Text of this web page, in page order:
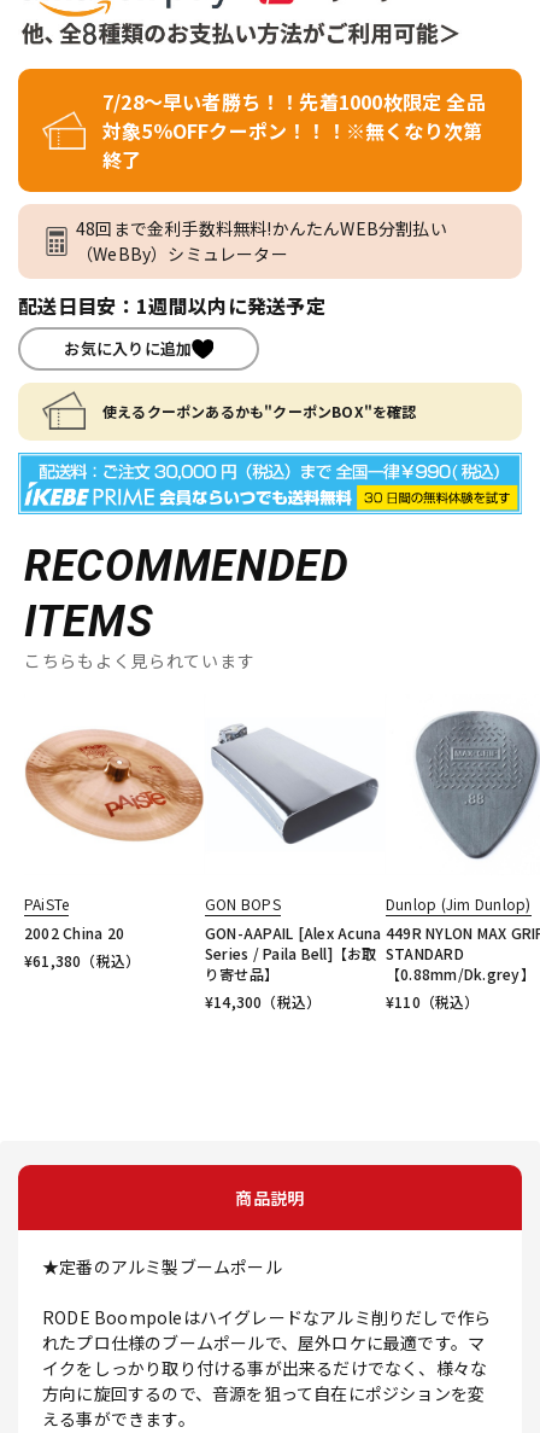
7/28～早い者勝ち！！先着1000枚限定 全品
対象5％OFFクーポン！！！※無くなり次第
終了
48回まで金利手数料無料!かんたんWEB分割払い
（WeBBy）シミュレーター
配送日目安：1週間以内に発送予定
お気に入りに追加
使えるクーポンあるかも"クーポンBOX"を確認
RECOMMENDED
ITEMS
こちらもよく見られています
PAiSTe
2002 China 20
¥61,380 （税込）
GON BOPS
GON-AAPAIL [Alex Acuna
Series / Paila Bell]【お取
り寄せ品】
¥14,300 （税込）
Dunlop (Jim Dunlop)
449R NYLON MAX
STANDARD
【0.88mm/Dk.grey】
¥110 （税込）
商品説明
★定番のアルミ製ブームポール
RODE Boompoleはハイグレードなアルミ削りだしで作ら
れたプロ仕様のブームポールで、屋外ロケに最適です。マ
イクをしっかり取り付ける事が出来るだけでなく、様々な
方向に旋回するので、音源を狙って自在にポジションを変
える事ができます。